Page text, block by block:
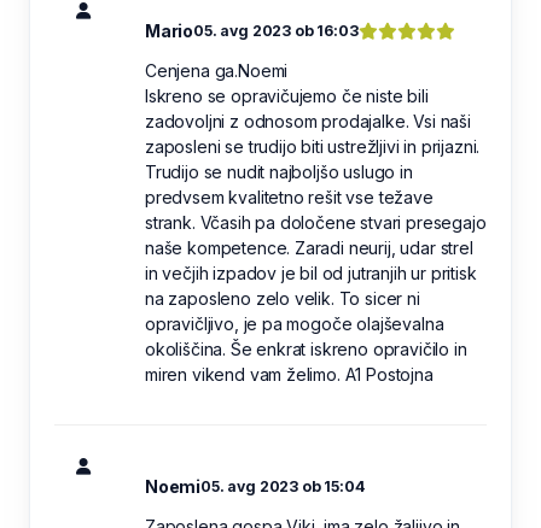
Mario05. avg 2023 ob 16:03
Cenjena ga.Noemi
Iskreno se opravičujemo če niste bili
zadovoljni z odnosom prodajalke. Vsi naši
zaposleni se trudijo biti ustrežljivi in prijazni.
Trudijo se nudit najboljšo uslugo in
predvsem kvalitetno rešit vse težave
strank. Včasih pa določene stvari presegajo
naše kompetence. Zaradi neurij, udar strel
in večjih izpadov je bil od jutranjih ur pritisk
na zaposleno zelo velik. To sicer ni
opravičljivo, je pa mogoče olajševalna
okoliščina. Še enkrat iskreno opravičilo in
miren vikend vam želimo. A1 Postojna
Noemi05. avg 2023 ob 15:04